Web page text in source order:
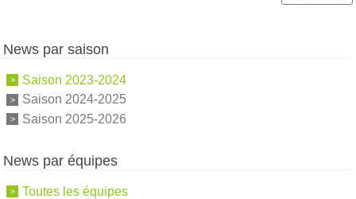
News par saison
Saison 2023-2024
Saison 2024-2025
Saison 2025-2026
News par équipes
Toutes les équipes